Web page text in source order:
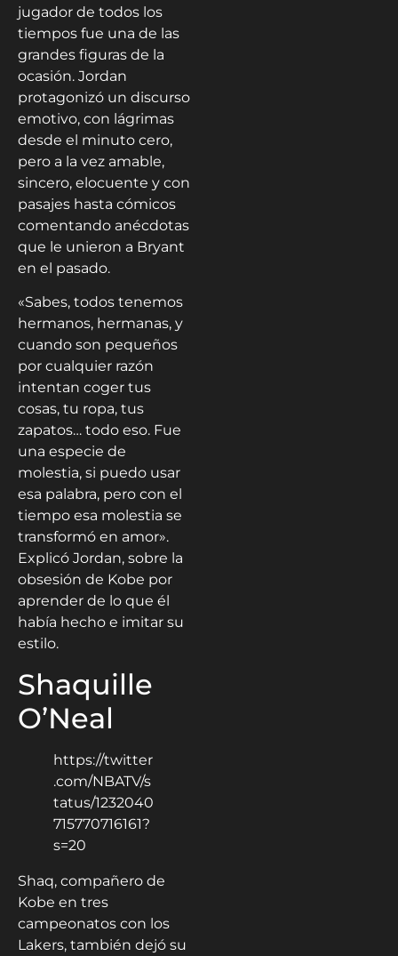
jugador de todos los
tiempos fue una de las
grandes figuras de la
ocasión. Jordan
protagonizó un discurso
emotivo, con lágrimas
desde el minuto cero,
pero a la vez amable,
sincero, elocuente y con
pasajes hasta cómicos
comentando anécdotas
que le unieron a Bryant
en el pasado.
«Sabes, todos tenemos
hermanos, hermanas, y
cuando son pequeños
por cualquier razón
intentan coger tus
cosas, tu ropa, tus
zapatos… todo eso. Fue
una especie de
molestia, si puedo usar
esa palabra, pero con el
tiempo esa molestia se
transformó en amor».
Explicó Jordan, sobre la
obsesión de Kobe por
aprender de lo que él
había hecho e imitar su
estilo.
Shaquille
O’Neal
https://twitter
.com/NBATV/s
tatus/1232040
715770716161?
s=20
Shaq, compañero de
Kobe en tres
campeonatos con los
Lakers, también dejó su